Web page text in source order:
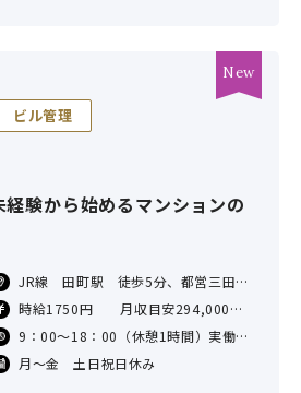
ビル管理
経験から始めるマンションの
JR線 田町駅 徒歩5分、都営三田
線 三田駅 徒歩3分 都営浅草線
三田駅 徒歩4分
時給1750円 月収目安294,000円
（8H×21日勤務の場合）
交通費規定内支給
9：00～18：00（休憩1時間）実働8
時間
月～金 土日祝日休み